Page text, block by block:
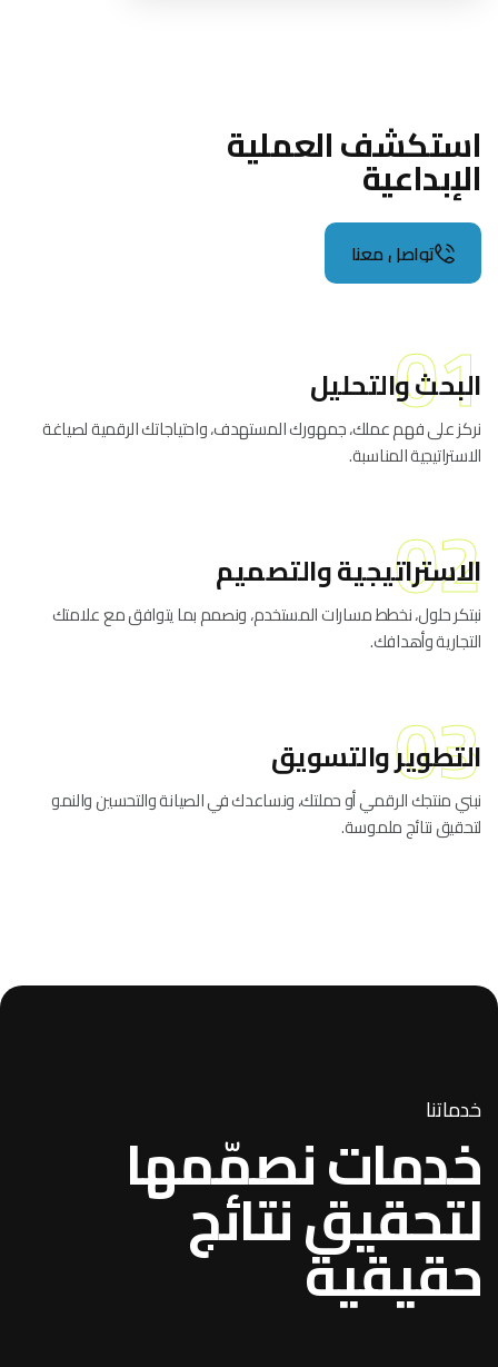
استكشف العملية
الإبداعية
تواصل معنا
تواصل معنا
01
البحث والتحليل
نركز على فهم عملك، جمهورك المستهدف، واحتياجاتك الرقمية لصياغة
الاستراتيجية المناسبة.
02
الاستراتيجية والتصميم
نبتكر حلول، نخطط مسارات المستخدم، ونصمم بما يتوافق مع علامتك
التجارية وأهدافك.
03
التطوير والتسويق
نبني منتجك الرقمي أو حملتك، ونساعدك في الصيانة والتحسين والنمو
لتحقيق نتائج ملموسة.
خدماتنا
خدمات نصمّمها
لتحقيق نتائج
حقيقية